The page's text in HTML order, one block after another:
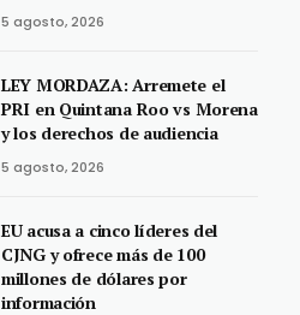
5 agosto, 2026
LEY MORDAZA: Arremete el
PRI en Quintana Roo vs Morena
y los derechos de audiencia
5 agosto, 2026
EU acusa a cinco líderes del
CJNG y ofrece más de 100
millones de dólares por
información